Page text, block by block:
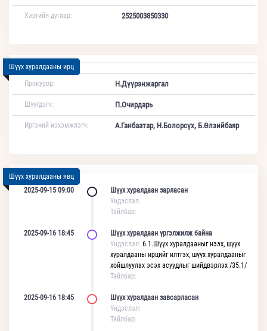
Хэргийн дугаар: 2525003850330
Шүүх хуралдааны ирц
Прокурор:
Н.Дүүрэнжаргал
Шүүгдэгч: П.Очирдарь
Иргэний нэхэмжлэгч: А.Ганбаатар, Н.Болорсүх, Б.Өлзийбаяр
Шүүх хуралдааны явц
2025-09-15 09:00
Шүүх хуралдаан зарласан
Үндэслэл:
Тайлбар:
2025-09-16 18:45
Шүүх хуралдаан үргэлжилж байна
Үндэслэл: 6.1.Шүүх хуралдааныг нээх, шүүх
хуралдааны ирцийг илтгэх, шүүх хуралдааныг
хойшлуулах эсэх асуудлыг шийдвэрлэх /35.1/
Тайлбар:
2025-09-16 18:45
Шүүх хуралдаан завсарласан
Үндэслэл:
Тайлбар: